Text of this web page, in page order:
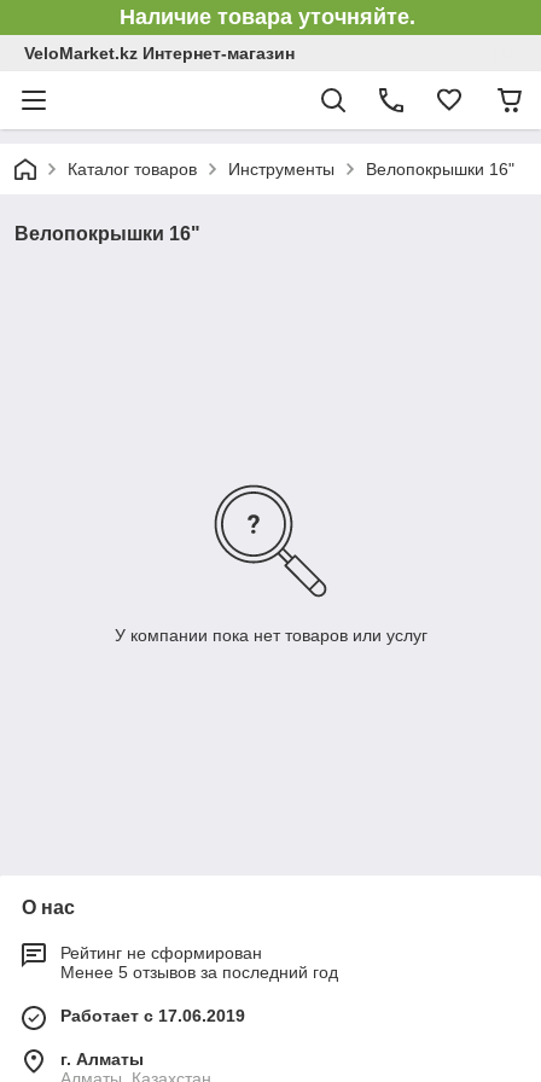
Наличие товара уточняйте.
VeloMarket.kz Интернет-магазин
Каталог товаров Инструменты Велопокрышки 16"
Велопокрышки 16"
У компании пока нет товаров или услуг
О нас
Рейтинг не сформирован
Менее 5 отзывов за последний год
Работает с 17.06.2019
г. Алматы